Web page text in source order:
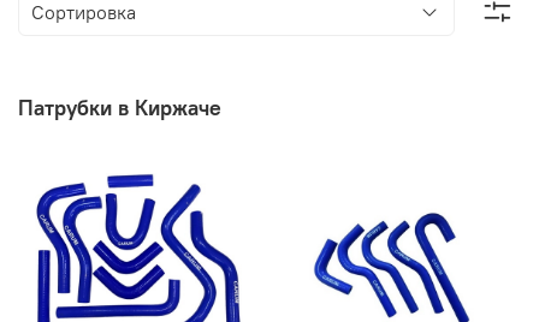
Патрубки в Киржаче